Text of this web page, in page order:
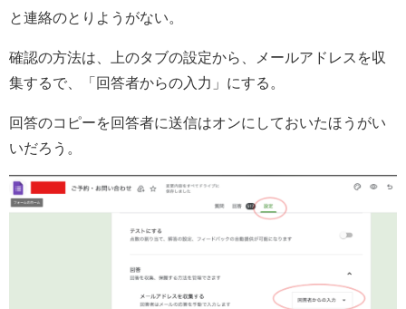
と連絡のとりようがない。
確認の方法は、上のタブの設定から、メールアドレスを収
集するで、「回答者からの入力」にする。
回答のコピーを回答者に送信はオンにしておいたほうがい
いだろう。